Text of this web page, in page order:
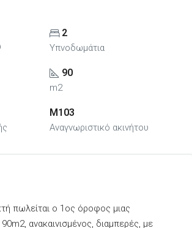
2
Υπνοδωμάτια
90
m2
M103
Αναγνωριστικό ακινήτου
πωλείται ο 1ος όροφος μιας
90m2, ανακαινισμένος, διαμπερές, με